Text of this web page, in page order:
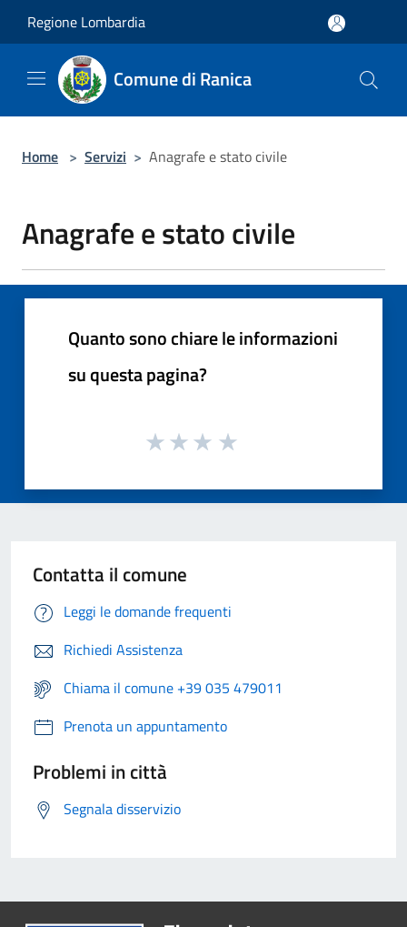
Regione Lombardia
Comune di Ranica
Home > Servizi > Anagrafe e stato civile
Anagrafe e stato civile
Quanto sono chiare le informazioni
su questa pagina?
Contatta il comune
Leggi le domande frequenti
Richiedi Assistenza
Chiama il comune +39 035 479011
Prenota un appuntamento
Problemi in città
Segnala disservizio